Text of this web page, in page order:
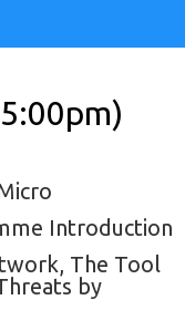
Introduction
The Tool
by